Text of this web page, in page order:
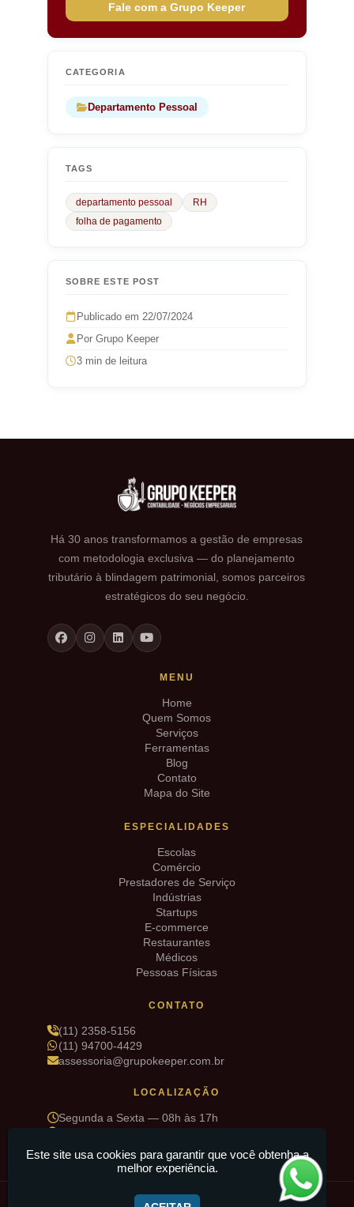
Fale com a Grupo Keeper
CATEGORIA
Departamento Pessoal
TAGS
departamento pessoal
RH
folha de pagamento
SOBRE ESTE POST
Publicado em 22/07/2024
Por Grupo Keeper
3 min de leitura
Há 30 anos transformamos a gestão de empresas
com metodologia exclusiva — do planejamento
tributário à blindagem patrimonial, somos parceiros
estratégicos do seu negócio.
MENU
Home
Quem Somos
Serviços
Ferramentas
Blog
Contato
Mapa do Site
ESPECIALIDADES
Escolas
Comércio
Prestadores de Serviço
Indústrias
Startups
E-commerce
Restaurantes
Médicos
Pessoas Físicas
CONTATO
(11) 2358-5156
(11) 94700-4429
assessoria@grupokeeper.com.br
LOCALIZAÇÃO
Segunda a Sexta — 08h às 17h
Guarulhos/SP
© 2026 Grupo Keeper · Todos os direitos reservados
Este site usa cookies para garantir que você obtenha a
melhor experiência.